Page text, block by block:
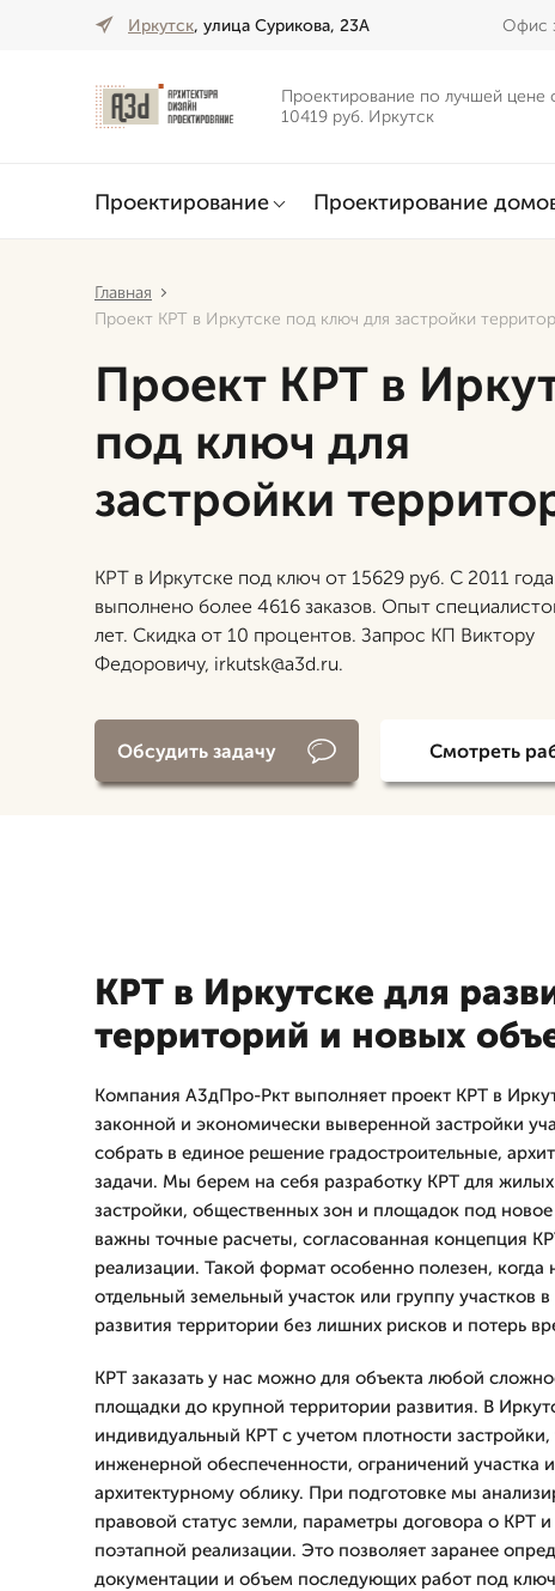
Иркутск, улица Сурикова, 23А Офис
Проектирование по лучшей цене
10419 руб. Иркутск
Проектирование Проектирование
Главная
Проект КРТ в Иркутске под ключ для застройки
Проект КРТ в
под ключ для
застройки
КРТ в Иркутске под ключ от 15629 руб. С 2011
выполнено более 4616 заказов. Опыт
лет. Скидка от 10 процентов. Запрос КП Виктору
Федоровичу, irkutsk@a3d.ru.
Обсудить задачу Смотреть
КРТ в Иркутске для
территорий и новых
Компания А3дПро-Ркт выполняет проект КРТ в
законной и экономически выверенной застройки
собрать в единое решение градостроительные,
задачи. Мы берем на себя разработку КРТ для
застройки, общественных зон и площадок под новое
важны точные расчеты, согласованная концепция
реализации. Такой формат особенно полезен, когда
отдельный земельный участок или группу участков
развития территории без лишних рисков и потерь
КРТ заказать у нас можно для объекта любой
площадки до крупной территории развития. В
индивидуальный КРТ с учетом плотности
инженерной обеспеченности, ограничений участка
архитектурному облику. При подготовке мы
правовой статус земли, параметры договора о КРТ
поэтапной реализации. Это позволяет заранее
документации и объем последующих работ под